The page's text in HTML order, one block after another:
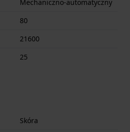
Mechaniczno-automatyczny
80
21600
25
Skóra